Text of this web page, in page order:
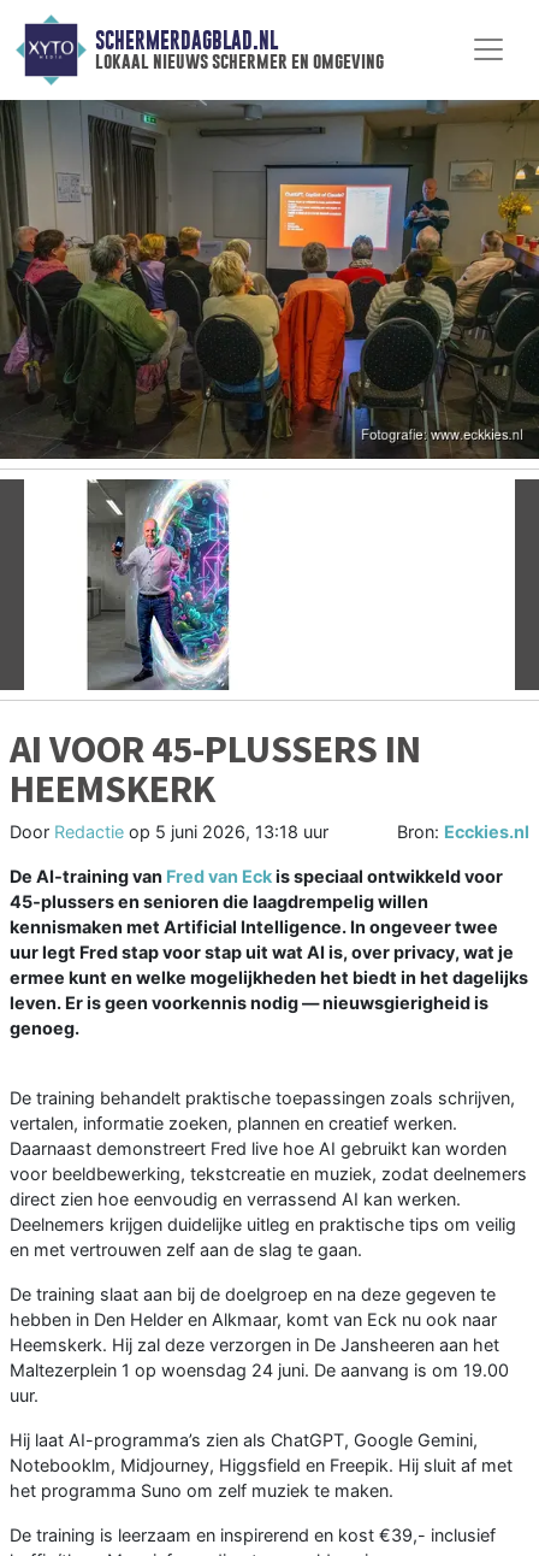
SCHERMERDAGBLAD.NL
lokaal nieuws schermer en omgeving
AI VOOR 45-PLUSSERS IN
HEEMSKERK
Door Redactie op 5 juni 2026, 13:18 uur Bron: Ecckies.nl
De AI‑training van Fred van Eckis speciaal ontwikkeld voor
45‑plussers en senioren die laagdrempelig willen
kennismaken met Artificial Intelligence. In ongeveer twee
uur legt Fred stap voor stap uit wat AI is, over privacy, wat je
ermee kunt en welke mogelijkheden het biedt in het dagelijks
leven. Er is geen voorkennis nodig — nieuwsgierigheid is
genoeg.
De training behandelt praktische toepassingen zoals schrijven,
vertalen, informatie zoeken, plannen en creatief werken.
Daarnaast demonstreert Fred live hoe AI gebruikt kan worden
voor beeldbewerking, tekstcreatie en muziek, zodat deelnemers
direct zien hoe eenvoudig en verrassend AI kan werken.
Deelnemers krijgen duidelijke uitleg en praktische tips om veilig
en met vertrouwen zelf aan de slag te gaan.
De training slaat aan bij de doelgroep en na deze gegeven te
hebben in Den Helder en Alkmaar, komt van Eck nu ook naar
Heemskerk. Hij zal deze verzorgen in De Jansheeren aan het
Maltezerplein 1 op woensdag 24 juni. De aanvang is om 19.00
uur.
Hij laat AI-programma’s zien als ChatGPT, Google Gemini,
Notebooklm, Midjourney, Higgsfield en Freepik. Hij sluit af met
het programma Suno om zelf muziek te maken.
De training is leerzaam en inspirerend en kost €39,- inclusief